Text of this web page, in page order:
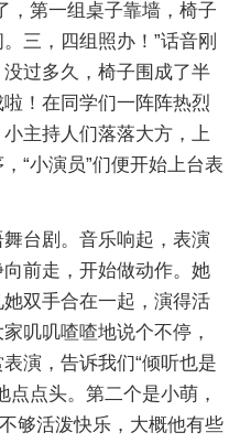
，第一组桌子靠墙，椅子
三，四组照办！”话音刚
过多久，椅子围成了半
！在同学们一阵阵热烈
主持人们落落大方，上
“小演员”们便开始上台表
台剧。音乐响起，表演
前走，开始做动作。她
双手合在一起，演得活
叽叽喳喳地说个不停，
演，告诉我们“倾听也是
点点头。第二个是小萌，
够活泼快乐，大概他有些